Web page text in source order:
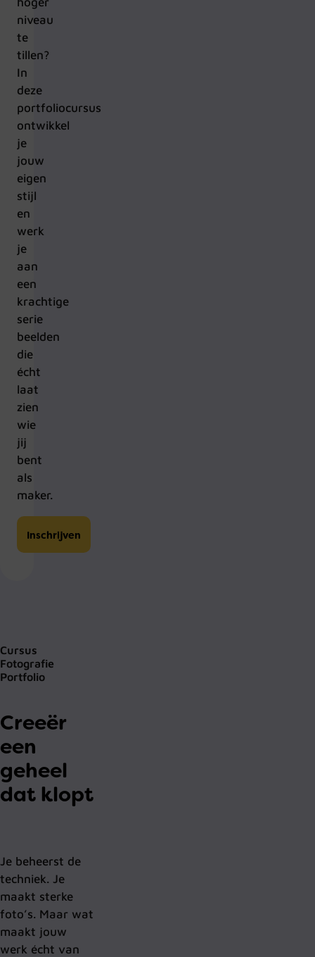
niveau
te
tillen?
In
deze
portfoliocursus
ontwikkel
je
jouw
eigen
stijl
en
werk
je
aan
een
krachtige
serie
beelden
die
écht
laat
zien
wie
jij
bent
als
maker.
Inschrijven
Creeër
een
geheel
dat klopt
Cursus
Fotografie
Portfolio
Je beheerst de
techniek. Je
maakt sterke
foto’s. Maar wat
maakt jouw
werk écht van